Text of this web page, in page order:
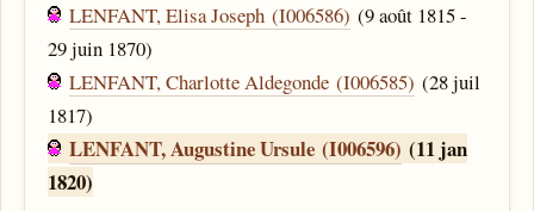
LENFANT, Elisa Joseph (I006586) (9 août 1815 -
29 juin 1870)
LENFANT, Charlotte Aldegonde (I006585) (28 juil
1817)
LENFANT, Augustine Ursule (I006596) (11 jan
1820)